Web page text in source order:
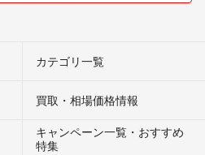
カテゴリ一覧
買取・相場価格情報
キャンペーン一覧・おすすめ
特集